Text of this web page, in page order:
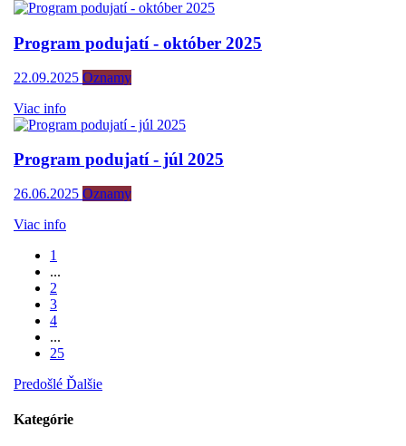
Program podujatí - október 2025
22.09.2025 Oznamy
Viac info
Program podujatí - júl 2025
26.06.2025 Oznamy
Viac info
1
...
2
3
4
...
25
Predošlé Ďalšie
Kategórie